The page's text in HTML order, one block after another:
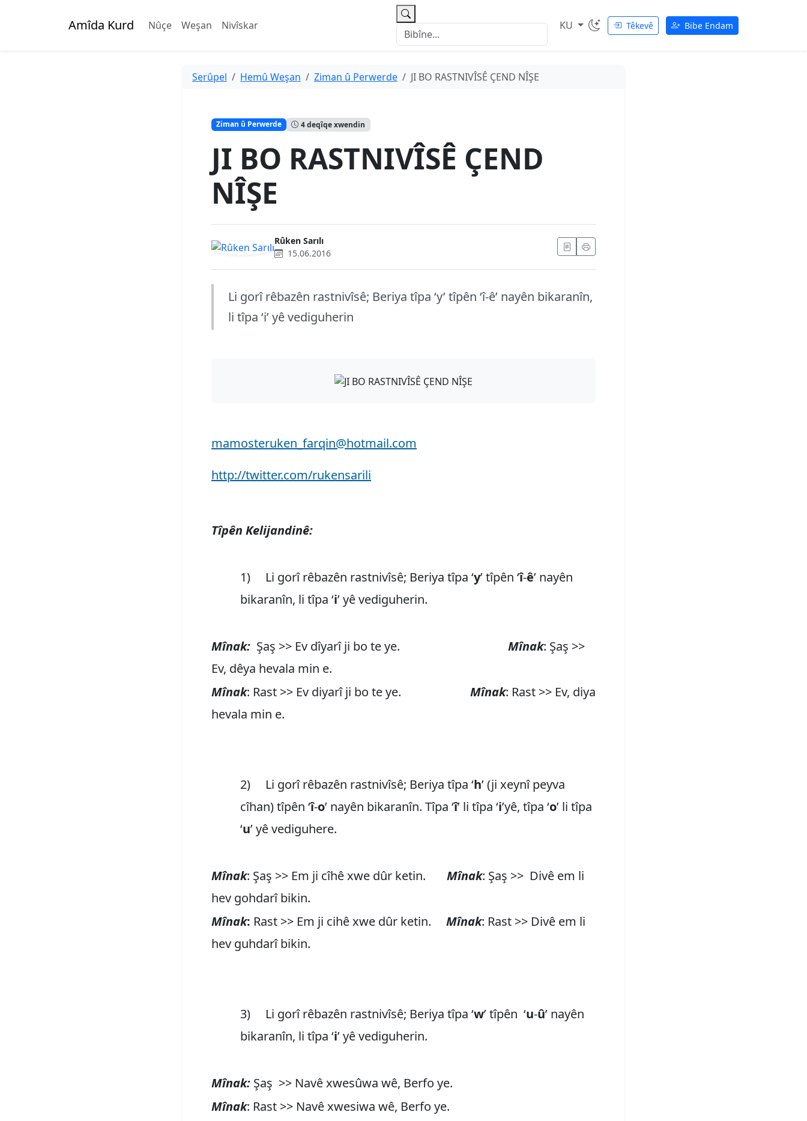
Amîda Kurd Nûçe Weşan Nivîskar KU Têkevê Bibe Endam
Serûpel Hemû Weşan Ziman û Perwerde JI BO RASTNIVÎSÊ ÇEND NÎŞE
Ziman û Perwerde 4 deqîqe xwendin
JI BO RASTNIVÎSÊ ÇEND
NÎŞE
Rûken Sarılı
15.06.2016
Li gorî rêbazên rastnivîsê; Beriya tîpa ‘y’ tîpên ‘î-ê’ nayên bikaranîn,
li tîpa ‘i’ yê vediguherin
mamosteruken_farqin@hotmail.com
http://twitter.com/rukensarili
Tîpên Kelijandinê:
1) Li gorî rêbazên rastnivîsê; Beriya tîpa ‘y’ tîpên ‘î-ê’ nayên
bikaranîn, li tîpa ‘i’ yê vediguherin.
Mînak: Şaş >> Ev dîyarî ji bo te ye. Mînak: Şaş >>
Ev, dêya hevala min e.
Mînak: Rast >> Ev diyarî ji bo te ye. Mînak: Rast >> Ev, diya
hevala min e.
2) Li gorî rêbazên rastnivîsê; Beriya tîpa ‘h’ (ji xeynî peyva
cîhan) tîpên ‘î-o’ nayên bikaranîn. Tîpa ‘î’ li tîpa ‘i’yê, tîpa ‘o’ li tîpa
‘u’ yê vediguhere.
Mînak: Şaş >> Em ji cîhê xwe dûr ketin. Mînak: Şaş >> Divê em li
hev gohdarî bikin.
Mînak: Rast >> Em ji cihê xwe dûr ketin. Mînak: Rast >> Divê em li
hev guhdarî bikin.
3) Li gorî rêbazên rastnivîsê; Beriya tîpa ‘w’ tîpên ‘u-û’ nayên
bikaranîn, li tîpa ‘i’ yê vediguherin.
Mînak: Şaş >> Navê xwesûwa wê, Berfo ye.
Mînak: Rast >> Navê xwesiwa wê, Berfo ye.